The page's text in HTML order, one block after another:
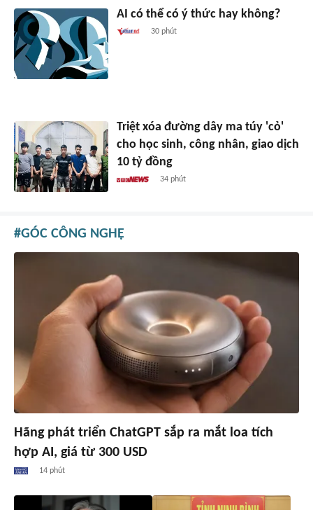
AI có thể có ý thức hay không?
30 phút
Triệt xóa đường dây ma túy 'cỏ'
cho học sinh, công nhân, giao dịch
10 tỷ đồng
34 phút
GÓC CÔNG NGHỆ
Hãng phát triển ChatGPT sắp ra mắt loa tích
hợp AI, giá từ 300 USD
14 phút